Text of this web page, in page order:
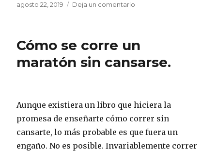
Publicado
agosto 22, 2019 Deja un comentario
el
rico
Cómo se corre un
maratón sin cansarse.
Aunque existiera un libro que hiciera la
promesa de enseñarte cómo correr sin
cansarte, lo más probable es que fuera un
engaño. No es posible. Invariablemente correr